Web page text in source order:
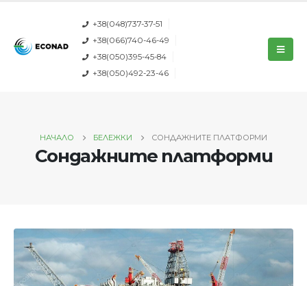
+38(048)737-37-51
+38(066)740-46-49
+38(050)395-45-84
+38(050)492-23-46
НАЧАЛО БЕЛЕЖКИ СОНДАЖНИТЕ ПЛАТФОРМИ
Сондажните платформи